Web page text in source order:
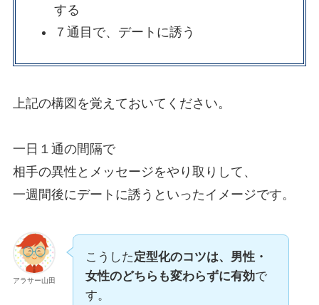
する
７通目で、デートに誘う
上記の構図を覚えておいてください。
一日１通の間隔で
相手の異性とメッセージをやり取りして、
一週間後にデートに誘うといったイメージです。
アラサー山田
こうした定型化のコツは、男性・
女性のどちらも変わらずに有効で
す。